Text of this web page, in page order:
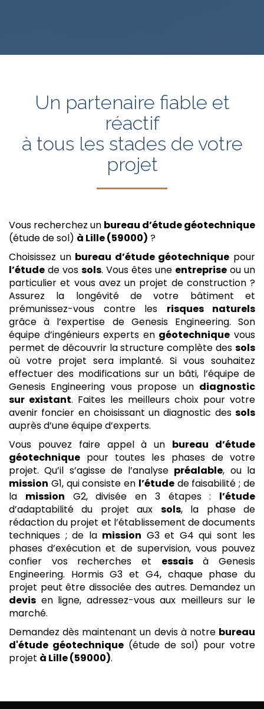
Un partenaire fiable et
réactif
à tous les stades de votre
projet
Vous recherchez un bureau d’étude géotechnique
(étude de sol) à Lille (59000) ?
Choisissez un bureau d’étude géotechnique pour
l’étude de vos sols. Vous êtes une entreprise ou un
particulier et vous avez un projet de construction ?
Assurez la longévité de votre bâtiment et
prémunissez-vous contre les risques naturels
grâce à l’expertise de Genesis Engineering. Son
équipe d’ingénieurs experts en géotechnique vous
permet de découvrir la structure complète des sols
où votre projet sera implanté. Si vous souhaitez
effectuer des modifications sur un bâti, l’équipe de
Genesis Engineering vous propose un diagnostic
sur existant. Faites les meilleurs choix pour votre
avenir foncier en choisissant un diagnostic des sols
auprès d’une équipe d’experts.
Vous pouvez faire appel à un bureau d’étude
géotechnique pour toutes les phases de votre
projet. Qu’il s’agisse de l’analyse préalable, ou la
mission G1, qui consiste en l’étudede faisabilité ; de
la mission G2, divisée en 3 étapes : l’étude
d’adaptabilité du projet aux sols, la phase de
rédaction du projet et l’établissement de documents
techniques ; de la mission G3 et G4 qui sont les
phases d’exécution et de supervision, vous pouvez
confier vos recherches et essaisà Genesis
Engineering. Hormis G3 et G4, chaque phase du
projet peut être dissociée des autres. Demandez un
devis en ligne, adressez-vous aux meilleurs sur le
marché.
Demandez dès maintenant un devis à notre bureau
d'étude géotechnique (étude de sol) pour votre
projet à Lille (59000).